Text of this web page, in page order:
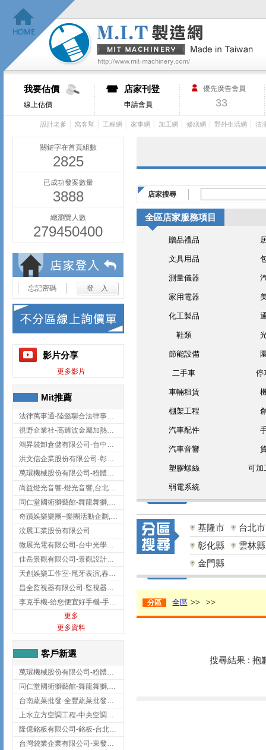
我要估價
線上估價
店家刊登
申請會員
優先廣告會員
33
設計老爹 窩客幫 工程網 家事網 加工網 修繕網 野外生活網 清
關鍵字在首頁組數
2825
已成功發案數量
3888
總瀏覽人數
279450400
忘記密碼
影片分享
更多影片
Mit推薦
法律萬事通-陸懿聯合法律事務所
視野企業社-高週波金屬加熱設備,彰化高週波金屬加熱設備
鴻昇裝卸倉儲有限公司-台中貨櫃裝卸
洪文信企業股份有限公司-彰化鋅合金鑄造,彰化五金加工,彰化五金配件
萬環機械股份有限公司-粉體塗裝設備,輸送機,輸送機設備,台南輸送機
尚益燈光音響-燈光音響,台北燈光音響,台北燈光音響出租
同仁堂國術獅藝館-舞龍舞獅,台中舞龍舞獅
奇蹟娛樂樂團–樂團活動企劃,台中樂團表演,台中婚禮樂團
汶展工業股份有限公司
微展光電有限公司-台中光學鍍膜,optical filter taiwan,台灣光學鍍膜
佳岳景觀有限公司-景觀設計公司,台北景觀設計,台北景觀工程,中山區景觀設計
天創娛樂工作室-尾牙表演,春酒表演,板橋尾牙表演
昌全監視器有限公司-監視器安裝,高雄監視器安裝,鳳山區監視器安裝
李克手機-給您便宜好手機-手機收購,屏東手機收購
更多
更多資料
客戶新選
萬環機械股份有限公司-粉體塗裝設備,輸送機,輸送機設備,台南輸送機
同仁堂國術獅藝館-舞龍舞獅,台中舞龍舞獅
台南蔬菜批發-全豐蔬菜批發專送/台南蔬菜箱宅配到府
上水立方空調工程-中央空調規劃,台北中央空調規劃
隆億銘板有限公司-銘板-台北銘板-板橋銘板
台灣袋業企業有限公司-東發企業社/台中太空袋/太空包
店家搜尋
全區店家服務項目
贈品禮品
文具用品
測量儀器
家用電器
化工製品
鞋類
節能設備
二手車 停
車輛租賃
棚架工程
汽車配件
汽車音響
塑膠螺絲 可加
弱電系統
基隆市
台北市
彰化縣
雲林縣
金門縣
分區 全區 >> >>
搜尋結果 : 抱